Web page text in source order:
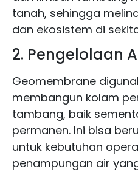
tanah, sehingga
dan ekosistem di
2. Pengelolaan
Geomembrane
membangun kolam
tambang, baik
permanen. Ini bisa
untuk kebutuhan
penampungan air